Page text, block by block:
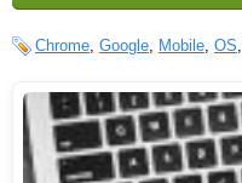
Chrome Google Mobile OS